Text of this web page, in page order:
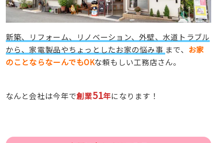
新築、リフォーム、リノベーション、外壁、水道トラブル
から、家電製品やちょっとしたお家の悩み事 まで、 お家
のことならなーんでもOKな頼もしい工務店さん。
なんと会社は今年で創業51年になります！